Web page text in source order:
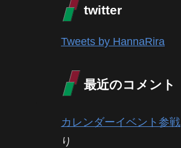
twitter
Tweets by HannaRira
最近のコメント
カレンダーイベント参戦
り